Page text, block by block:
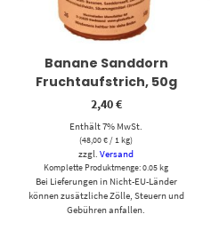
Banane Sanddorn
Fruchtaufstrich, 50g
2,40€
Enthält 7% MwSt.
(48,00€/ 1 kg)
zzgl.Versand
Komplette Produktmenge: 0.05 kg
Bei Lieferungen in Nicht-EU-Länder
können zusätzliche Zölle, Steuern und
Gebühren anfallen.